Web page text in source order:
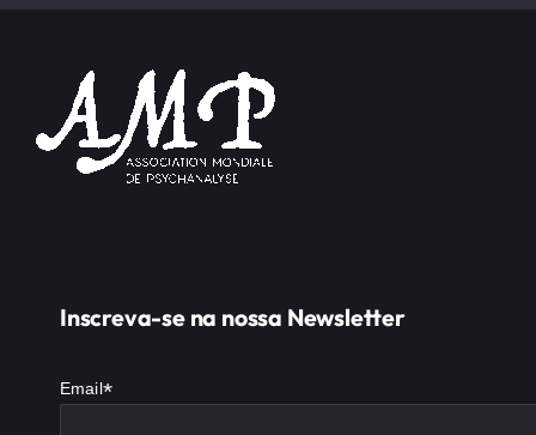
Inscreva-se na nossa Newsletter
Email*